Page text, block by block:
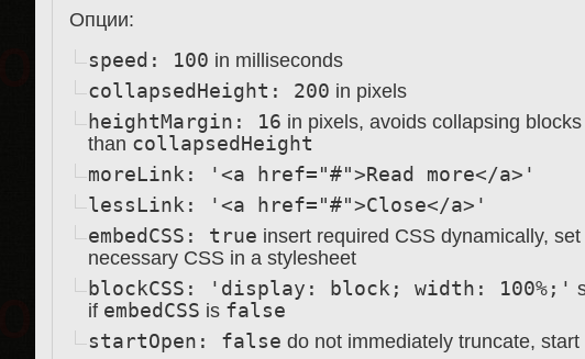
Опции:
speed: 100 in milliseconds
collapsedHeight: 200 in pixels
heightMargin: 16 in pixels, avoids collapsing
than collapsedHeight
moreLink: '<a href="#">Read more</a>'
lessLink: '<a href="#">Close</a>'
embedCSS: true insert required CSS dynamically,
necessary CSS in a stylesheet
blockCSS: 'display: block; width: 100%;'
if embedCSS is false
startOpen: false do not immediately truncate,